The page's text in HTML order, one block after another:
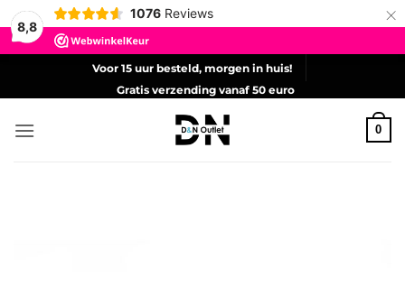
8,8
1076 Reviews ×
Voor 15 uur besteld, morgen in huis!
Gratis verzending vanaf 50 euro
0